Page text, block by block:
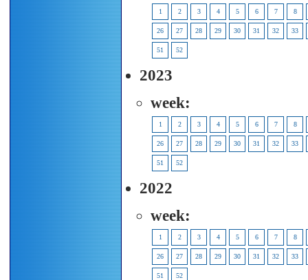
1 2 3 4 5 6 7 8
26 27 28 29 30 31 32 33
51 52
2023
week:
1 2 3 4 5 6 7 8
26 27 28 29 30 31 32 33
51 52
2022
week:
1 2 3 4 5 6 7 8
26 27 28 29 30 31 32 33
51 52